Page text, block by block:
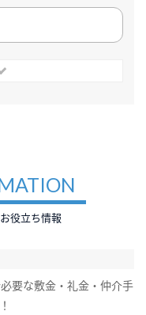
役立ち情報
要な敷金・礼金・仲介手